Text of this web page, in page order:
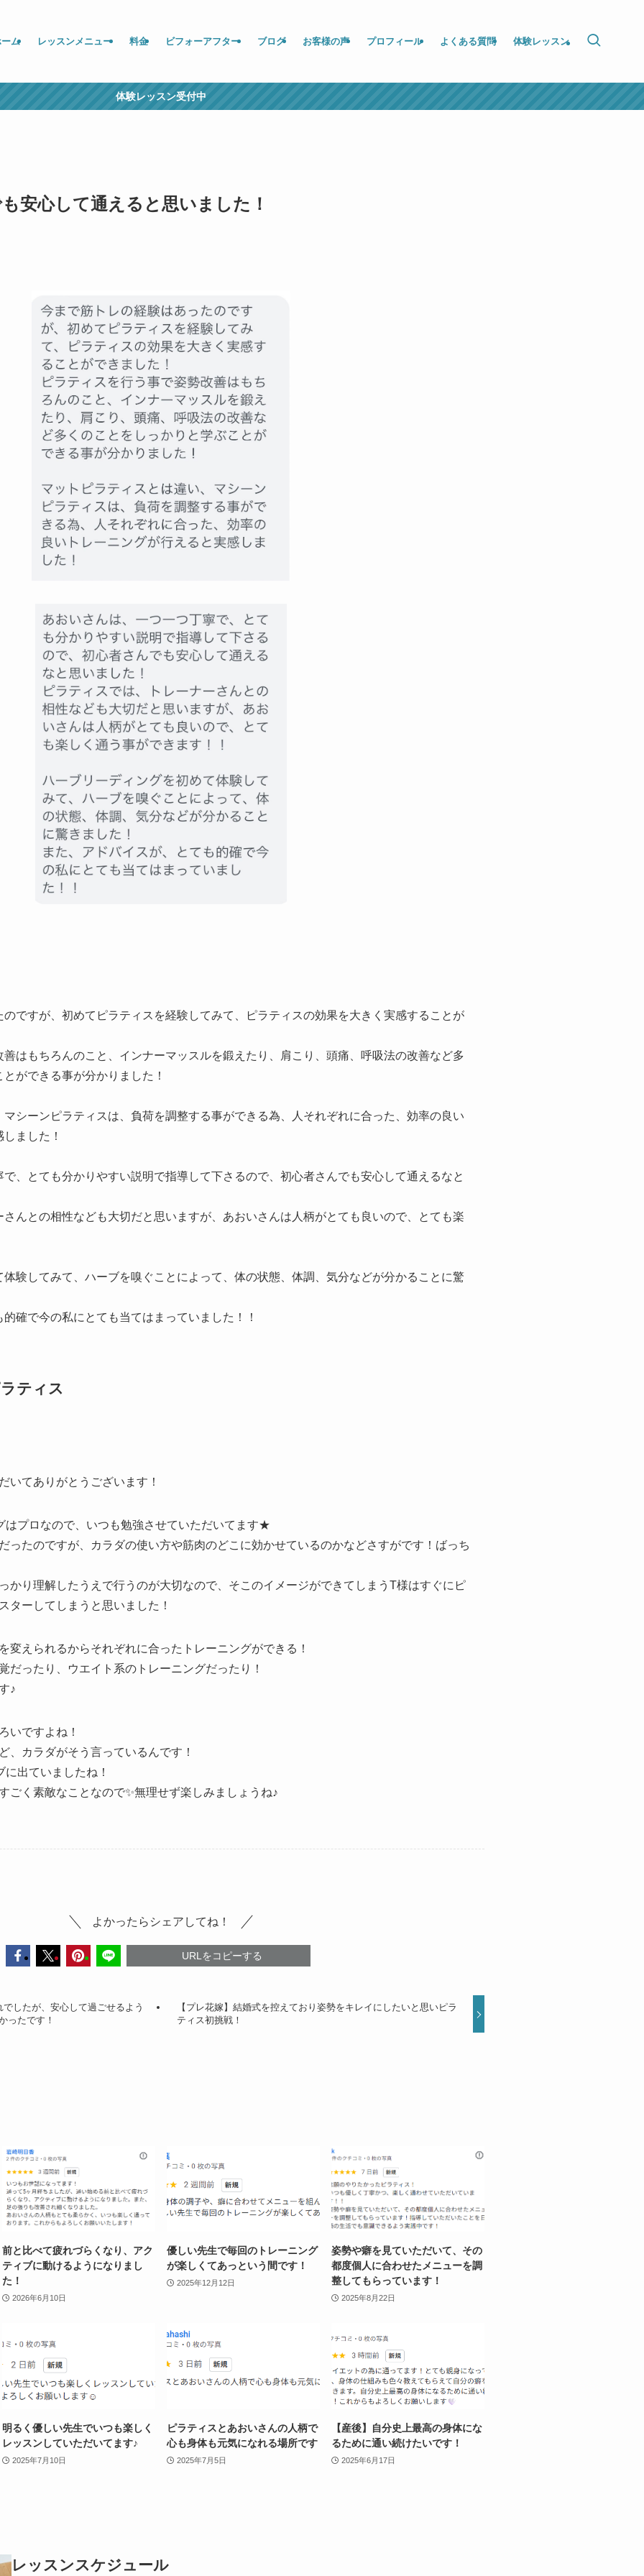
ム レッスンメニュー 料金 ビフォーアフター ブログ お客様の声 プロフィール よくある質問 体験レッスン
体験レッスン受付中
安心して通えると思いました！
ですが、初めてピラティスを経験してみて、ピラティスの効果を大きく実感することが
はもちろんのこと、インナーマッスルを鍛えたり、肩こり、頭痛、呼吸法の改善など多
ができる事が分かりました！
シーンピラティスは、負荷を調整する事ができる為、人それぞれに合った、効率の良い
ました！
、とても分かりやすい説明で指導して下さるので、初心者さんでも安心して通えるなと
んとの相性なども大切だと思いますが、あおいさんは人柄がとても良いので、とても楽
験してみて、ハーブを嗅ぐことによって、体の状態、体調、気分などが分かることに驚
確で今の私にとても当てはまっていました！！
ティス
いてありがとうございます！
はプロなので、いつも勉強させていただいてます★
ったのですが、カラダの使い方や筋肉のどこに効かせているのかなどさすがです！ばっち
かり理解したうえで行うのが大切なので、そこのイメージができてしまうT様はすぐにピ
ターしてしまうと思いました！
変えられるからそれぞれに合ったトレーニングができる！
だったり、ウエイト系のトレーニングだったり！
♪
いですよね！
、カラダがそう言っているんです！
出ていましたね！
ごく素敵なことなので✨無理せず楽しみましょうね♪
よかったらシェアしてね！
URLをコピーする
したが、安心して過ごせるよう
ったです！
【プレ花嫁】結婚式を控えており姿勢をキレイにしたいと思いピラ
ティス初挑戦！
前と比べて疲れづらくなり、アク
ティブに動けるようになりまし
た！
2026年6月10日
優しい先生で毎回のトレーニング
が楽しくてあっという間です！
2025年12月12日
姿勢や癖を見ていただいて、その
都度個人に合わせたメニューを調
整してもらっています！
2025年8月22日
明るく優しい先生でいつも楽しく
レッスンしていただいてます♪
2025年7月10日
ピラティスとあおいさんの人柄で
心も身体も元気になれる場所です
2025年7月5日
【産後】自分史上最高の身体にな
るために通い続けたいです！
2025年6月17日
レッスンスケジュール